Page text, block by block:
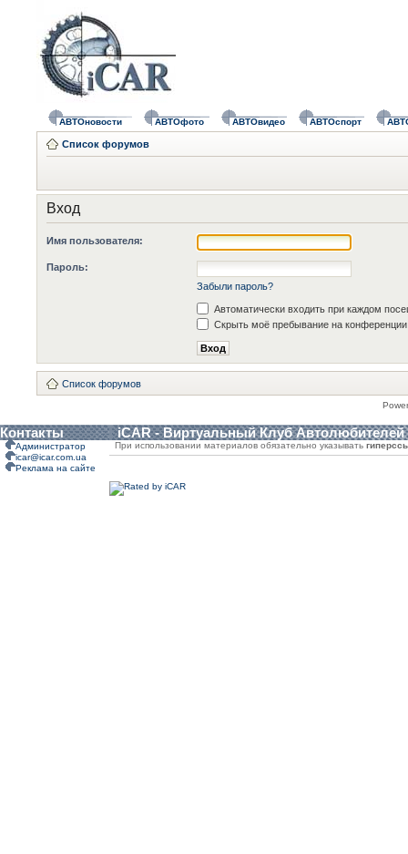
АВТОновости АВТОфото АВТОвидео АВТОспорт
Список форумов
Вход
Имя пользователя:
Пароль:
Забыли пароль?
Автоматически входить при каждом
Скрыть моё пребывание на конференции
Список форумов
Контакты iCAR - Виртуальный Клуб Автолюбителей
Администратор
icar@icar.com.ua
Реклама на сайте
При использовании материалов обязательно указывать